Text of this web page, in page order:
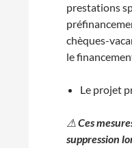
prestations
chèques-
le
Le projet
⚠Ces
suppression